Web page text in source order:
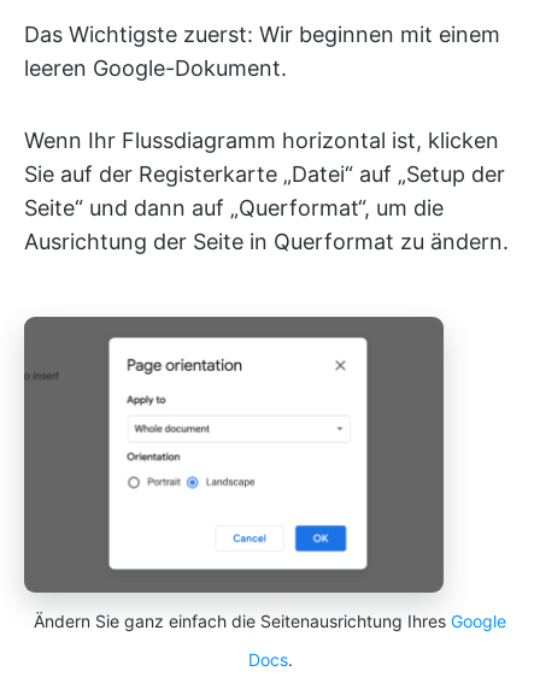
Das Wichtigste zuerst: Wir beginnen mit einem
leeren Google-Dokument.
Wenn Ihr Flussdiagramm horizontal ist, klicken
Sie auf der Registerkarte „Datei“ auf „Setup der
Seite“ und dann auf „Querformat“, um die
Ausrichtung der Seite in Querformat zu ändern.
Ändern Sie ganz einfach die Seitenausrichtung Ihres Google
Docs.